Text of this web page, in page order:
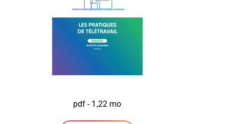
pdf - 1,22 mo